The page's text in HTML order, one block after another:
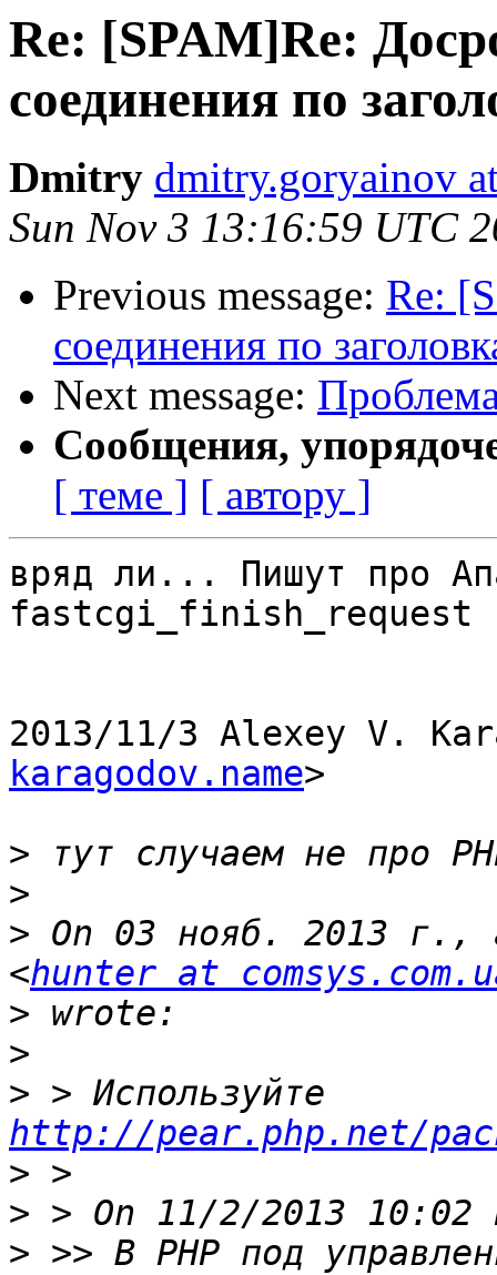
Re: [SPAM]Re:
соединения по
Dmitry dmitry.goryainov
Sun Nov 3 13:16:59 UTC
Previous message: Re:
соединения по
Next message:
Сообщения,
[ теме ] [ автору ]
вряд ли... Пишут про
fastcgi_finish_request
2013/11/3 Alexey V.
karagodov.name>
>
>
> On 03 нояб. 2013
<hunter at
>
>
>
http://pear.php.net/
>
>
> >> В PHP под